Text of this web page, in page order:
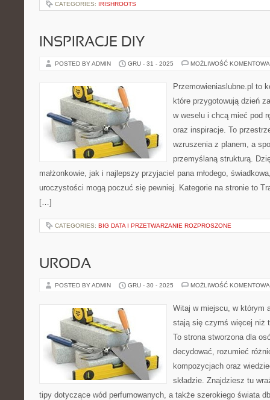
CATEGORIES: IRISHROOTS
INSPIRACJE DIY
POSTED BY ADMIN GRU - 31 - 2025 MOŻLIWOŚĆ
Przemowieniaslubne.pl to
które przygotowują dzień
w weselu i chcą mieć pod
oraz inspiracje. To
wzruszenia z planem, a
przemyślaną strukturą.
małżonkowie, jak i najlepszy przyjaciel pana młodego,
uroczystości mogą poczuć się pewniej. Kategorie na stronie to
[…]
CATEGORIES: BIG DATA I PRZETWARZANIE ROZPROSZONE
URODA
POSTED BY ADMIN GRU - 30 - 2025 MOŻLIWOŚĆ
Witaj w miejscu, w którym
stają się czymś więcej niż
To strona stworzona dla
decydować, rozumieć
kompozycjach oraz
składzie. Znajdziesz tu
tipy dotyczące wód perfumowanych, a także szerokiego świata